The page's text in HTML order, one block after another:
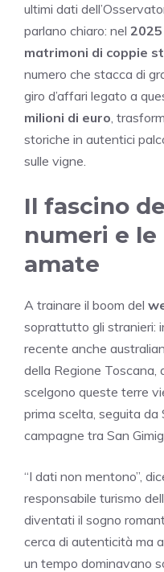
ultimi dati
parlano chiaro: nel 2025
matrimoni di coppie
numero che stacca di
giro d’affari legato a
milioni di euro ,
storiche in autentici
sulle vigne.
Il fascino
numeri e
amate
A trainare il boom del
soprattutto gli stranieri:
recente anche
della Regione Toscana,
scelgono queste terre
prima scelta, seguita da
campagne tra San
“I dati non mentono”,
responsabile turismo
diventati il sogno
cerca di autenticità ma
un tempo dominavano